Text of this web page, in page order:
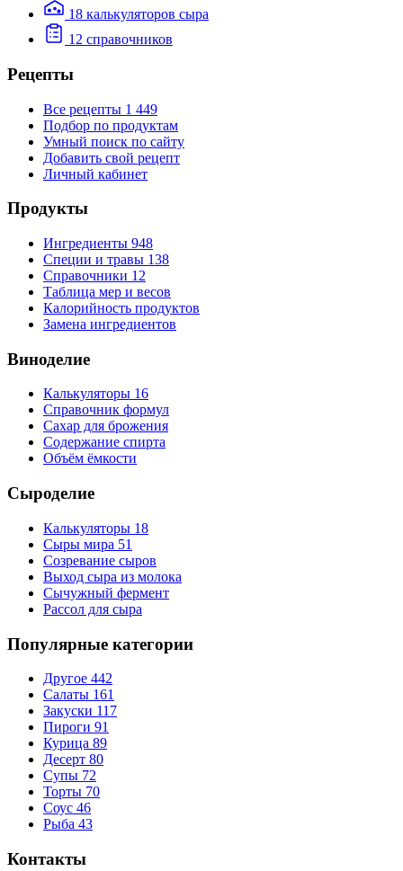
18 калькуляторов сыра
12 справочников
Рецепты
Все рецепты 1 449
Подбор по продуктам
Умный поиск по сайту
Добавить свой рецепт
Личный кабинет
Продукты
Ингредиенты 948
Специи и травы 138
Справочники 12
Таблица мер и весов
Калорийность продуктов
Замена ингредиентов
Виноделие
Калькуляторы 16
Справочник формул
Сахар для брожения
Содержание спирта
Объём ёмкости
Сыроделие
Калькуляторы 18
Сыры мира 51
Созревание сыров
Выход сыра из молока
Сычужный фермент
Рассол для сыра
Популярные категории
Другое 442
Салаты 161
Закуски 117
Пироги 91
Курица 89
Десерт 80
Супы 72
Торты 70
Соус 46
Рыба 43
Контакты